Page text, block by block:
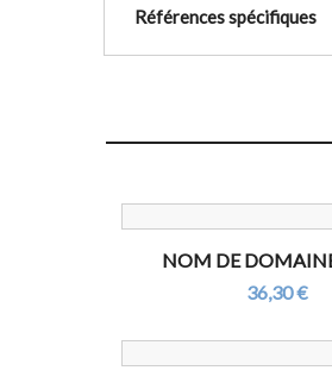
Références spécifiques
NOM DE
36,30 €